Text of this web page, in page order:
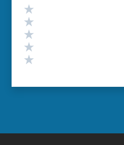
Valutazione